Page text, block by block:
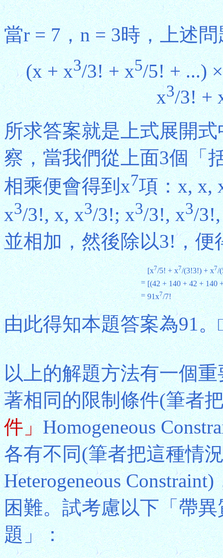
當r = 7，n = 3時，上述
(x + x3/3! + x5/5! + ...)
x3/3! +
所求答案就是上式展開式
察，當我們從上面3個「
相乘便會得到x7項：x, x,
x3/3!, x, x3/3!; x3/3!, x3/
並相加，然後除以3!，便
[x7/5! + x7/(3!3!) + x7/
= [(42 + 140 + 42 + 140
= 91x7/7!
由此得知本題答案為91
以上的解題方法有一個
著相同的限制條件(筆者
件」Homogeneous
各有不同(筆者把這種情
Heterogeneous
困難。試考慮以下「帶
題」：